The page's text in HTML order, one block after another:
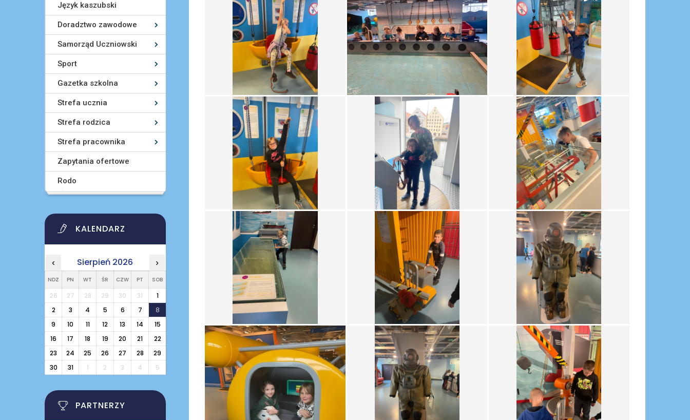
Język kaszubski
Doradztwo zawodowe
Samorząd Uczniowski
Sport
Gazetka szkolna
Strefa ucznia
Strefa rodzica
Strefa pracownika
Zapytania ofertowe
Rodo
KALENDARZ
‹ Sierpień 2026 ›
NDZ PN WT ŚR CZW PT SOB
26 27 28 29 30 31
1
2
3 4 5 6 7
8
9
10 11 12 13 14
15
16
17 18 19 20 21
22
23
24 25 26 27 28
29
30
31 1 2 3 4 5
PARTNERZY